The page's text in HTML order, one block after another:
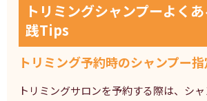
トリミングシャンプーよく
践Tips
トリミング予約時のシャンプー
トリミングサロンを予約する際は、シ